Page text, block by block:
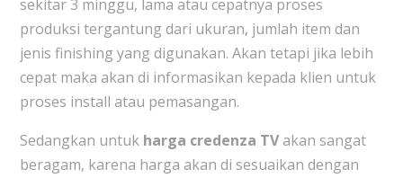
sekitar 3 minggu, lama atau cepatnya proses
produksi tergantung dari ukuran, jumlah item dan
jenis finishing yang digunakan. Akan tetapi jika lebih
cepat maka akan di informasikan kepada klien untuk
proses install atau pemasangan.
Sedangkan untuk harga credenza TVakan sangat
beragam, karena harga akan di sesuaikan dengan